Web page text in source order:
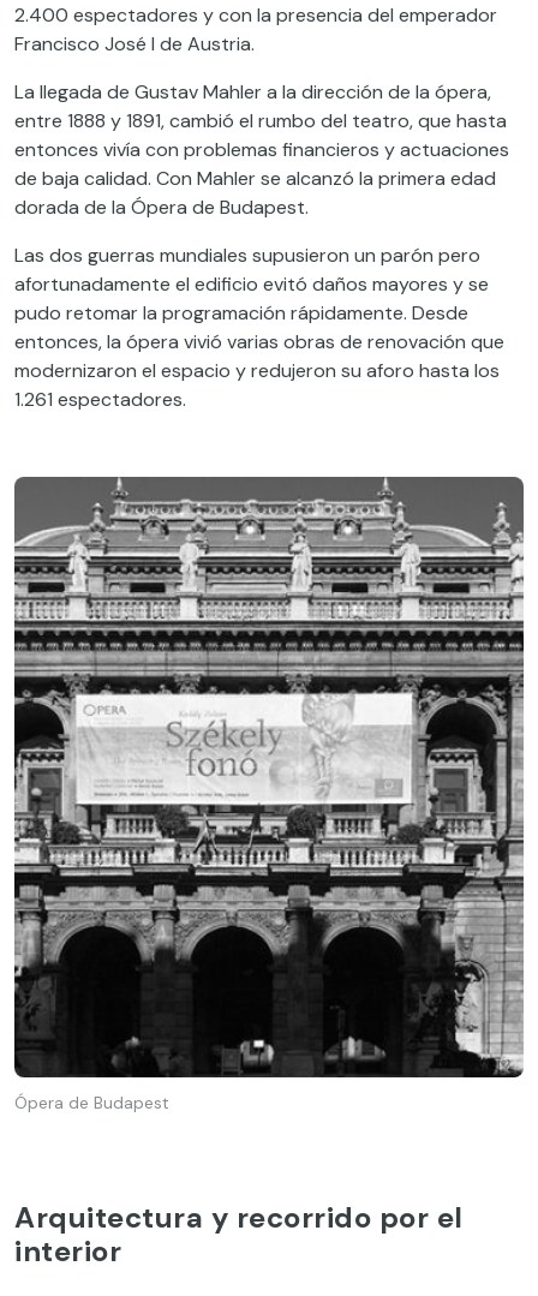
2.400 espectadores y con la presencia del emperador
Francisco José I de Austria.
La llegada de Gustav Mahler a la dirección de la ópera,
entre 1888 y 1891, cambió el rumbo del teatro, que hasta
entonces vivía con problemas financieros y actuaciones
de baja calidad. Con Mahler se alcanzó la primera edad
dorada de la Ópera de Budapest.
Las dos guerras mundiales supusieron un parón pero
afortunadamente el edificio evitó daños mayores y se
pudo retomar la programación rápidamente. Desde
entonces, la ópera vivió varias obras de renovación que
modernizaron el espacio y redujeron su aforo hasta los
1.261 espectadores.
Ópera de Budapest
Arquitectura y recorrido por el
interior